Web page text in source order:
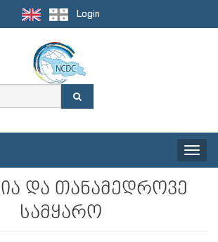
Login
Toggle
და თანამედროვე
სამყარო